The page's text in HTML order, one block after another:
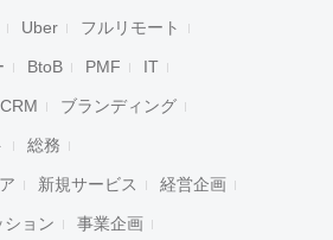
Uber フルリモート
BtoB PMF IT
CRM ブランディング
総務
新規サービス 経営企画
ション 事業企画